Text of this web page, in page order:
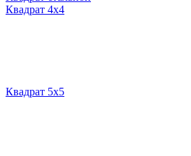
Квадрат 4х4
Квадрат 5х5